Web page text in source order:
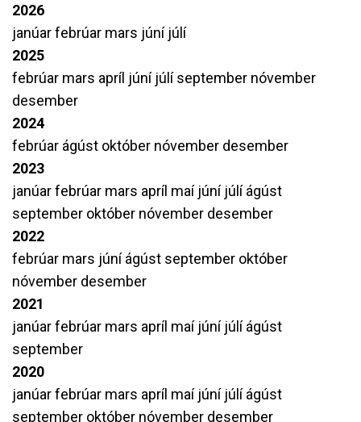
2026
janúarfebrúar mars júní júlí
2025
febrúar mars apríl júní júlíseptember nóvember
desember
2024
febrúar ágúst október nóvember desember
2023
janúarfebrúar mars apríl maí júní júlíágúst
september október nóvember desember
2022
febrúar mars júníágúst september október
nóvember desember
2021
janúarfebrúar mars apríl maí júní júlíágúst
september
2020
janúarfebrúar mars apríl maí júní júlíágúst
september október nóvember desember